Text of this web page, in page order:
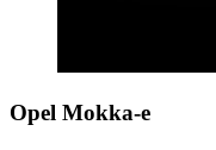
Opel Mokka-e